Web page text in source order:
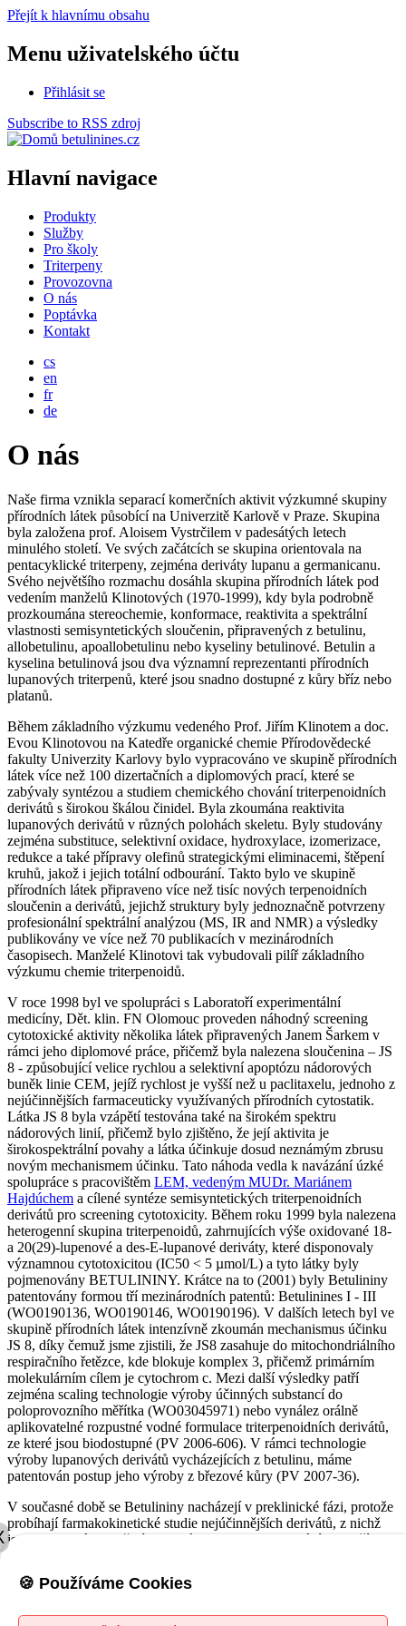
Přejít k hlavnímu obsahu
Menu uživatelského účtu
Přihlásit se
Subscribe to RSS zdroj
betulinines.cz
Hlavní navigace
Produkty
Služby
Pro školy
Triterpeny
Provozovna
O nás
Poptávka
Kontakt
cs
en
fr
de
O nás
Naše firma vznikla separací komerčních aktivit výzkumné skupiny
přírodních látek působící na Univerzitě Karlově v Praze. Skupina
byla založena prof. Aloisem Vystrčilem v padesátých letech
minulého století. Ve svých začátcích se skupina orientovala na
pentacyklické triterpeny, zejména deriváty lupanu a germanicanu.
Svého největšího rozmachu dosáhla skupina přírodních látek pod
vedením manželů Klinotových (1970-1999), kdy byla podrobně
prozkoumána stereochemie, konformace, reaktivita a spektrální
vlastnosti semisyntetických sloučenin, připravených z betulinu,
allobetulinu, apoallobetulinu nebo kyseliny betulinové. Betulin a
kyselina betulinová jsou dva významní reprezentanti přírodních
lupanových triterpenů, které jsou snadno dostupné z kůry bříz nebo
platanů.
Během základního výzkumu vedeného Prof. Jiřím Klinotem a doc.
Evou Klinotovou na Katedře organické chemie Přírodovědecké
fakulty Univerzity Karlovy bylo vypracováno ve skupině přírodních
látek více než 100 dizertačních a diplomových prací, které se
zabývaly syntézou a studiem chemického chování triterpenoidních
derivátů s širokou škálou činidel. Byla zkoumána reaktivita
lupanových derivátů v různých polohách skeletu. Byly studovány
zejména substituce, selektivní oxidace, hydroxylace, izomerizace,
redukce a také přípravy olefinů strategickými eliminacemi, štěpení
kruhů, jakož i jejich totální odbourání. Takto bylo ve skupině
přírodních látek připraveno více než tisíc nových terpenoidních
sloučenin a derivátů, jejichž struktury byly jednoznačně potvrzeny
profesionální spektrální analýzou (MS, IR and NMR) a výsledky
publikovány ve více než 70 publikacích v mezinárodních
časopisech. Manželé Klinotovi tak vybudovali pilíř základního
výzkumu chemie triterpenoidů.
V roce 1998 byl ve spolupráci s Laboratoří experimentální
medicíny, Dět. klin. FN Olomouc proveden náhodný screening
cytotoxické aktivity několika látek připravených Janem Šarkem v
rámci jeho diplomové práce, přičemž byla nalezena sloučenina – JS
8 - způsobující velice rychlou a selektivní apoptózu nádorových
buněk linie CEM, jejíž rychlost je vyšší než u paclitaxelu, jednoho z
nejúčinnějších farmaceuticky využívaných přírodních cytostatik.
Látka JS 8 byla vzápětí testována také na širokém spektru
nádorových linií, přičemž bylo zjištěno, že její aktivita je
širokospektrální povahy a látka účinkuje dosud neznámým zbrusu
novým mechanismem účinku. Tato náhoda vedla k navázání úzké
spolupráce s pracovištěm LEM, vedeným MUDr. Mariánem
Hajdúchem a cílené syntéze semisyntetických triterpenoidních
derivátů pro screening cytotoxicity. Během roku 1999 byla nalezena
heterogenní skupina triterpenoidů, zahrnujících výše oxidované 18-
a 20(29)-lupenové a des-E-lupanové deriváty, které disponovaly
významnou cytotoxicitou (IC50 < 5 µmol/L) a tyto látky byly
pojmenovány BETULININY. Krátce na to (2001) byly Betulininy
patentovány formou tří mezinárodních patentů: Betulinines I - III
(WO0190136, WO0190146, WO0190196). V dalších letech byl ve
skupině přírodních látek intenzívně zkoumán mechanismus účinku
JS 8, díky čemuž jsme zjistili, že JS8 zasahuje do mitochondriálního
respiračního řetězce, kde blokuje komplex 3, přičemž primárním
molekulárním cílem je cytochrom c. Mezi další výsledky patří
zejména scaling technologie výroby účinných substancí do
poloprovozního měřítka (WO03045971) nebo vynález orálně
aplikovatelné rozpustné vodné formulace triterpenoidních derivátů,
ze které jsou biodostupné (PV 2006-606). V rámci technologie
výroby lupanových derivátů vycházejících z betulinu, máme
patentován postup jeho výroby z březové kůry (PV 2007-36).
V současné době se Betulininy nacházejí v preklinické fázi, protože
probíhají farmakokinetické studie nejúčinnějších derivátů, z nichž
jsou selektováni nadějní kandidáti pro in vivo testování na myších.
Betulin
🍪 Používáme Cookies